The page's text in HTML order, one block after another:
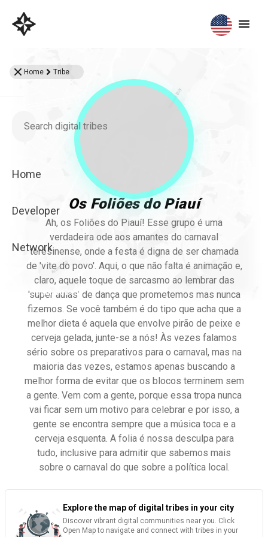
Home
Developer
Network
Download here
Home Tribe
Os Foliões do Piauí
Ah, os Foliões do Piauí! Esse grupo é uma
verdadeira ode aos amantes do carnaval
teresinense, onde a festa é digna de ser chamada
de 'vite do povo'. Aqui, o que não falta é animação e,
claro, aquele toque de sarcasmo ao lembrar das
'super aulas' de dança que prometemos mas nunca
fizemos. Se você também é do tipo que acha que a
melhor dieta é aquela que envolve pirão de peixe e
cerveja gelada, junte-se a nós! Às vezes falamos
sério sobre os preparativos para o carnaval, mas na
maioria das vezes, estamos apenas buscando a
melhor forma de evitar que os blocos terminem sem
a gente. Vem com a gente, porque essa tropa nunca
vai ficar sem um motivo para celebrar e por isso, a
gente se encontra sempre que a música toca e a
cerveja esquenta. A folia é nossa desculpa para
tudo, inclusive para admitir que sabemos mais
sobre o carnaval do que sobre a política local.
Explore the map of digital tribes in your city
Discover vibrant digital communities near you. Click
Open Map to navigate and connect with tribes in your